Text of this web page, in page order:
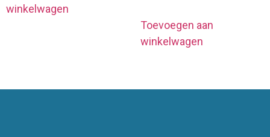
winkelwagen
Toevoegen aan
winkelwagen